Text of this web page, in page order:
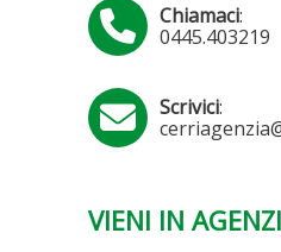
Chiamaci:
0445.403219
Scrivici:
VIENI IN